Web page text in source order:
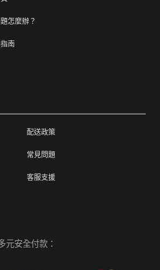
怎麼辦？
南
配送政策
常見問題
客服支援
元安全付款：